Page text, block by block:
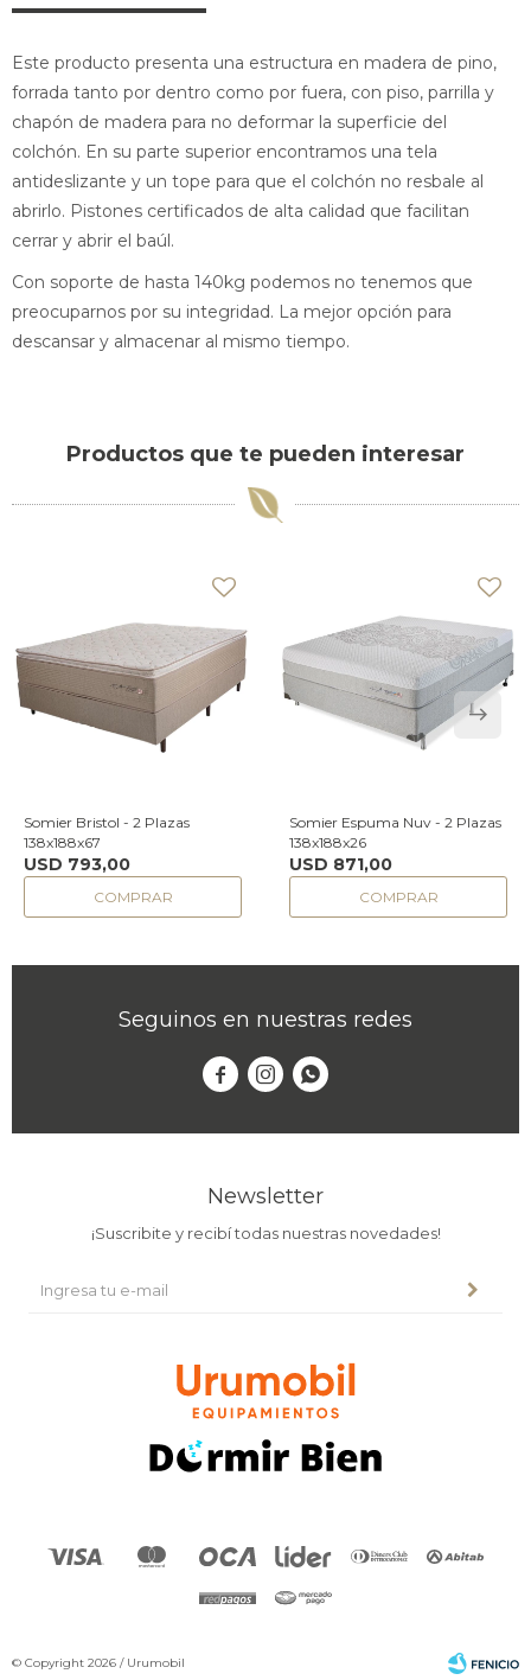
Este producto presenta una estructura en madera de pino,
forrada tanto por dentro como por fuera, con piso, parrilla y
chapón de madera para no deformar la superficie del
colchón. En su parte superior encontramos una tela
antideslizante y un tope para que el colchón no resbale al
abrirlo. Pistones certificados de alta calidad que facilitan
cerrar y abrir el baúl.
Con soporte de hasta 140kg podemos no tenemos que
preocuparnos por su integridad. La mejor opción para
descansar y almacenar al mismo tiempo.
Productos que te pueden interesar
Somier Bristol - 2 Plazas
138x188x67
USD 793,00
Somier Espuma Nuv - 2 Plazas
138x188x26
USD 871,00
Seguinos en nuestras redes
  
Newsletter
¡Suscribite y recibí todas nuestras novedades!
© Copyright 2026 / Urumobil